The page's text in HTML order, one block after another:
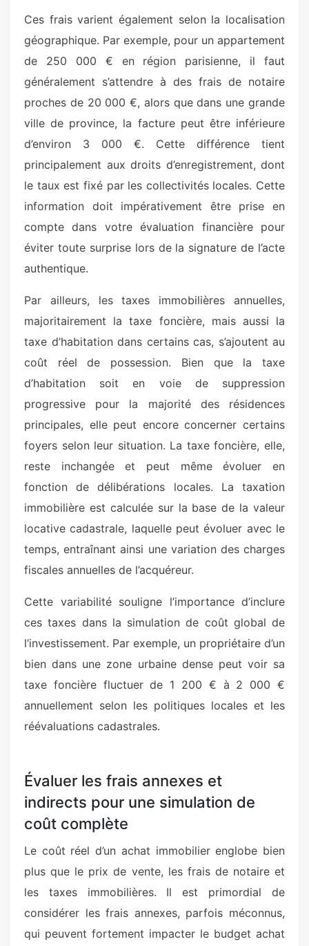
Ces frais varient également selon la localisation
géographique. Par exemple, pour un appartement
de 250 000 € en région parisienne, il faut
généralement s’attendre à des frais de notaire
proches de 20 000 €, alors que dans une grande
ville de province, la facture peut être inférieure
d’environ 3 000 €. Cette différence tient
principalement aux droits d’enregistrement, dont
le taux est fixé par les collectivités locales. Cette
information doit impérativement être prise en
compte dans votre évaluation financière pour
éviter toute surprise lors de la signature de l’acte
authentique.
Par ailleurs, les taxes immobilières annuelles,
majoritairement la taxe foncière, mais aussi la
taxe d’habitation dans certains cas, s’ajoutent au
coût réel de possession. Bien que la taxe
d’habitation soit en voie de suppression
progressive pour la majorité des résidences
principales, elle peut encore concerner certains
foyers selon leur situation. La taxe foncière, elle,
reste inchangée et peut même évoluer en
fonction de délibérations locales. La taxation
immobilière est calculée sur la base de la valeur
locative cadastrale, laquelle peut évoluer avec le
temps, entraînant ainsi une variation des charges
fiscales annuelles de l’acquéreur.
Cette variabilité souligne l’importance d’inclure
ces taxes dans la simulation de coût global de
l’investissement. Par exemple, un propriétaire d’un
bien dans une zone urbaine dense peut voir sa
taxe foncière fluctuer de 1 200 € à 2 000 €
annuellement selon les politiques locales et les
réévaluations cadastrales.
Évaluer les frais annexes et
indirects pour une simulation de
coût complète
Le coût réel d’un achat immobilier englobe bien
plus que le prix de vente, les frais de notaire et
les taxes immobilières. Il est primordial de
considérer les frais annexes, parfois méconnus,
qui peuvent fortement impacter le budget achat